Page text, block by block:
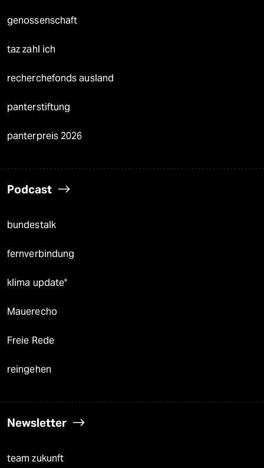
genossenschaft
taz zahl ich
recherchefonds ausland
panterstiftung
panterpreis 2026
Podcast
bundestalk
fernverbindung
klima update°
Mauerecho
Freie Rede
reingehen
Newsletter
team zukunft